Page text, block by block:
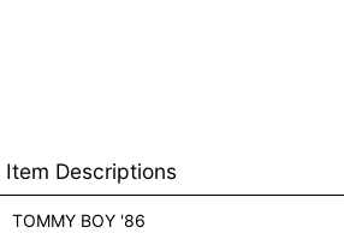
Item Descriptions
TOMMY BOY '86